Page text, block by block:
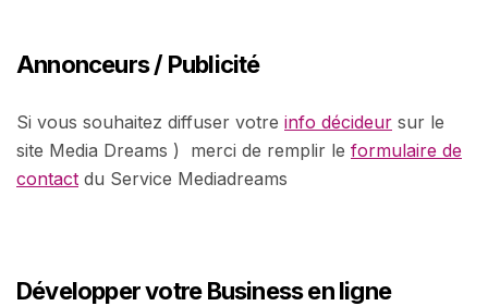
Annonceurs / Publicité
Si vous souhaitez diffuser votre info décideur sur le
site Media Dreams ) merci de remplir le formulaire de
contact du Service Mediadreams
Développer votre Business en ligne